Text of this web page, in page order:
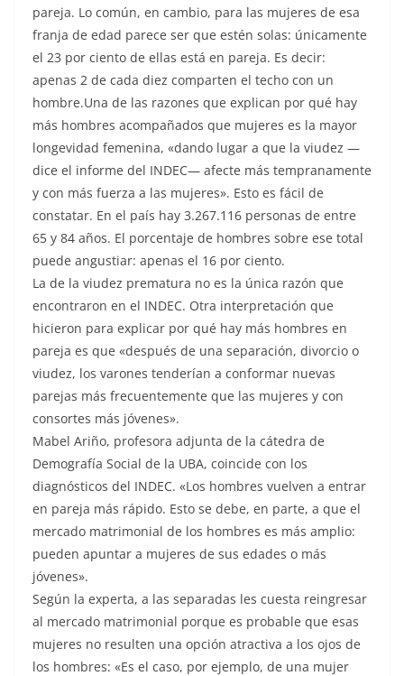
pareja. Lo común, en cambio, para las mujeres de esa
franja de edad parece ser que estén solas: únicamente
el 23 por ciento de ellas está en pareja. Es decir:
apenas 2 de cada diez comparten el techo con un
hombre.Una de las razones que explican por qué hay
más hombres acompañados que mujeres es la mayor
longevidad femenina, «dando lugar a que la viudez —
dice el informe del INDEC— afecte más tempranamente
y con más fuerza a las mujeres». Esto es fácil de
constatar. En el país hay 3.267.116 personas de entre
65 y 84 años. El porcentaje de hombres sobre ese total
puede angustiar: apenas el 16 por ciento.
La de la viudez prematura no es la única razón que
encontraron en el INDEC. Otra interpretación que
hicieron para explicar por qué hay más hombres en
pareja es que «después de una separación, divorcio o
viudez, los varones tenderían a conformar nuevas
parejas más frecuentemente que las mujeres y con
consortes más jóvenes».
Mabel Ariño, profesora adjunta de la cátedra de
Demografía Social de la UBA, coincide con los
diagnósticos del INDEC. «Los hombres vuelven a entrar
en pareja más rápido. Esto se debe, en parte, a que el
mercado matrimonial de los hombres es más amplio:
pueden apuntar a mujeres de sus edades o más
jóvenes».
Según la experta, a las separadas les cuesta reingresar
al mercado matrimonial porque es probable que esas
mujeres no resulten una opción atractiva a los ojos de
los hombres: «Es el caso, por ejemplo, de una mujer